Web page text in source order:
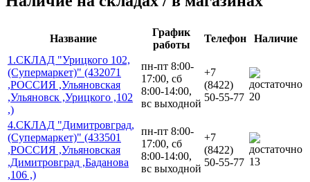
Название
График
работы
Телефон
Наличие
1.СКЛАД "Урицкого 102,
(Супермаркет)" (432071
,РОССИЯ ,Ульяновская
,Ульяновск ,Урицкого ,102
,)
пн-пт 8:00-
17:00, сб
8:00-14:00,
вс выходной
+7
(8422)
50-55-77 20
4.СКЛАД "Димитровград,
(Супермаркет)" (433501
,РОССИЯ ,Ульяновская
,Димитровград ,Баданова
,106 ,)
пн-пт 8:00-
17:00, сб
8:00-14:00,
вс выходной
+7
(8422)
50-55-77 13